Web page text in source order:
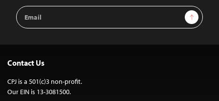
Email
Address
Sign Up
Contact Us
CPJ is a 501(c)3 non-profit.
Our EIN is 13-3081500.